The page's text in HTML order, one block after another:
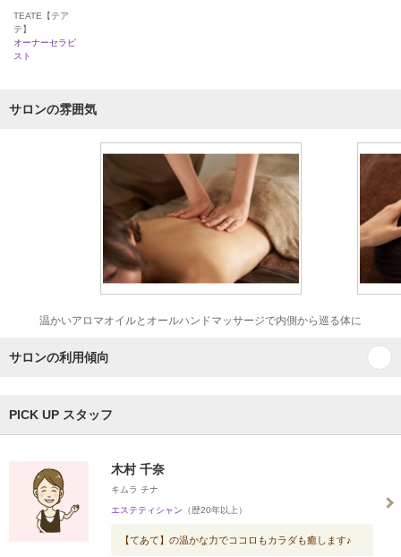
TEATE【テア
テ】
オーナーセラピ
スト
サロンの雰囲気
温かいアロマオイルとオールハンドマッサージで内側から巡る体に
サロンの利用傾向
PICK UP スタッフ
木村 千奈
キムラ チナ
エステティシャン （歴20年以上）
【てあて】の温かな力でココロもカラダも癒します♪